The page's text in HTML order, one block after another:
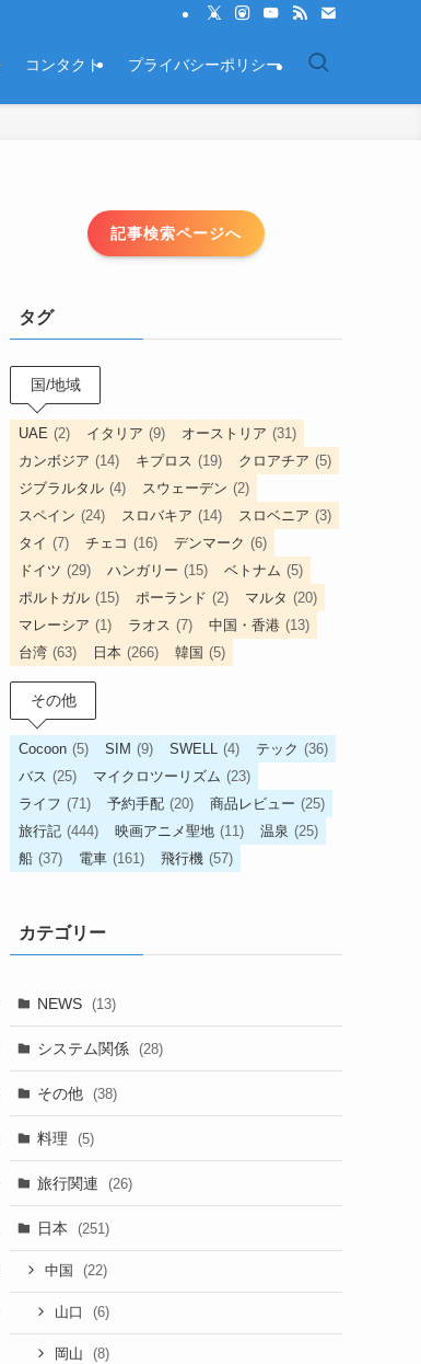
コンタクト プライバシーポリシー
記事検索ページへ
タグ
国/地域
UAE (2) イタリア (9) オーストリア (31)
カンボジア (14) キプロス (19) クロアチア (5)
ジブラルタル (4) スウェーデン (2)
スペイン (24) スロバキア (14) スロベニア (3)
タイ (7) チェコ (16) デンマーク (6)
ドイツ (29) ハンガリー (15) ベトナム (5)
ポルトガル (15) ポーランド (2) マルタ (20)
マレーシア (1) ラオス (7) 中国・香港 (13)
台湾 (63) 日本 (266) 韓国 (5)
その他
Cocoon (5) SIM (9) SWELL (4) テック (36)
バス (25) マイクロツーリズム (23)
ライフ (71) 予約手配 (20) 商品レビュー (25)
旅行記 (444) 映画アニメ聖地 (11) 温泉 (25)
船 (37) 電車 (161) 飛行機 (57)
カテゴリー
NEWS (13)
システム関係 (28)
その他 (38)
料理 (5)
旅行関連 (26)
日本 (251)
中国 (22)
山口 (6)
岡山 (8)